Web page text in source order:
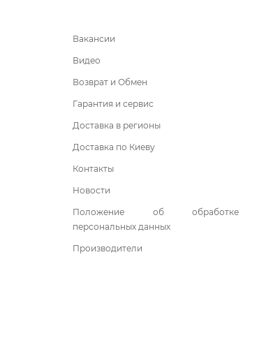
Вакансии
Видео
Возврат и Обмен
Гарантия и сервис
Доставка в регионы
Доставка по Киеву
Контакты
Новости
Положение об обработке
персональных данных
Производители